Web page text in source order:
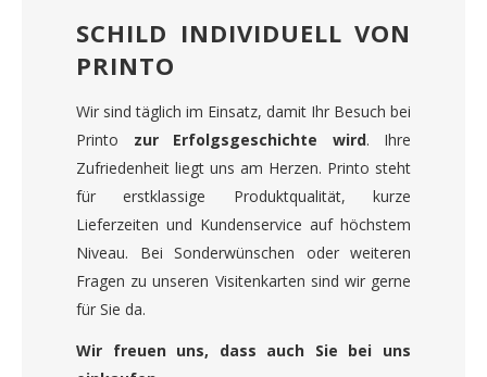
SCHILD INDIVIDUELL VON
PRINTO
Wir sind täglich im Einsatz, damit Ihr Besuch bei
Printo zur Erfolgsgeschichte wird. Ihre
Zufriedenheit liegt uns am Herzen. Printo steht
für erstklassige Produktqualität, kurze
Lieferzeiten und Kundenservice auf höchstem
Niveau. Bei Sonderwünschen oder weiteren
Fragen zu unseren Visitenkarten sind wir gerne
für Sie da.
Wir freuen uns, dass auch Sie bei uns